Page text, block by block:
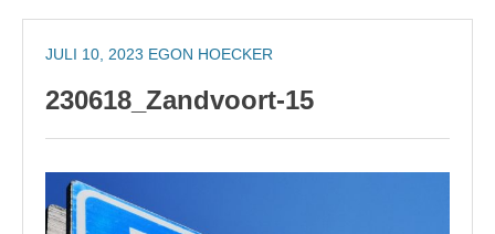
springen
JULI 10, 2023 EGON HOECKER
230618_Zandvoort-15